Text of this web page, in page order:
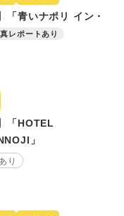
「青いナポリ イン・
レポートあり
「HOTEL
」
り